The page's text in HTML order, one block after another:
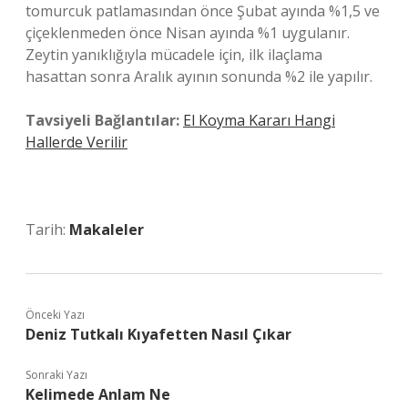
tomurcuk patlamasından önce Şubat ayında %1,5 ve
çiçeklenmeden önce Nisan ayında %1 uygulanır.
Zeytin yanıklığıyla mücadele için, ilk ilaçlama
hasattan sonra Aralık ayının sonunda %2 ile yapılır.
Tavsiyeli Bağlantılar: El Koyma Kararı Hangi
Hallerde Verilir
Tarih: Makaleler
Önceki Yazı
Deniz Tutkalı Kıyafetten Nasıl Çıkar
Sonraki Yazı
Kelimede Anlam Ne